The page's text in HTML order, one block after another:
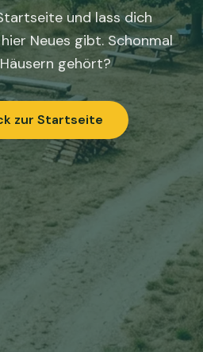
und lass dich
Neues gibt. Schonmal
gehört?
zur Startseite